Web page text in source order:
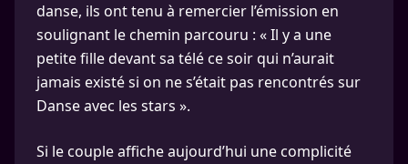
danse, ils ont tenu à remercier l’émission en
soulignant le chemin parcouru : « Il y a une
petite fille devant sa télé ce soir qui n’aurait
jamais existé si on ne s’était pas rencontrés sur
Danse avec les stars ».
Si le couple affiche aujourd’hui une complicité